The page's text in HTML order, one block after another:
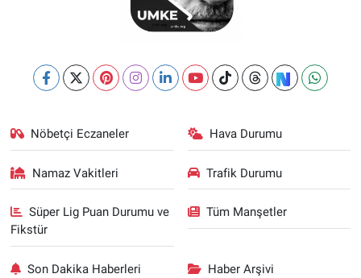
Nöbetçi Eczaneler Hava Durumu
Namaz Vakitleri Trafik Durumu
Süper Lig Puan Durumu ve
Fikstür
Tüm Manşetler
Son Dakika Haberleri Haber Arşivi